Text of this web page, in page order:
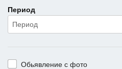
Период
Период
Обьявление с фото